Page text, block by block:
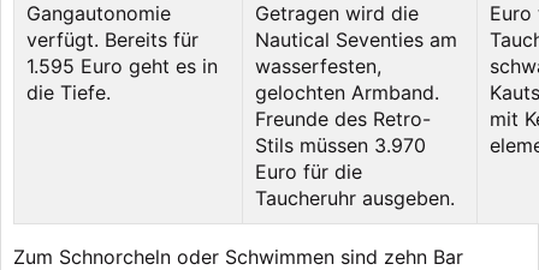
Gangautonomie
verfügt. Bereits für
1.595 Euro geht es in
die Tiefe.
Getragen wird die
Nautical Seventies am
wasserfesten,
gelochten Armband.
Freunde des Retro-
Stils müssen 3.970
Euro für die
Taucheruhr ausgeben.
Euro
mit
Zum Schnorcheln oder Schwimmen sind zehn Bar